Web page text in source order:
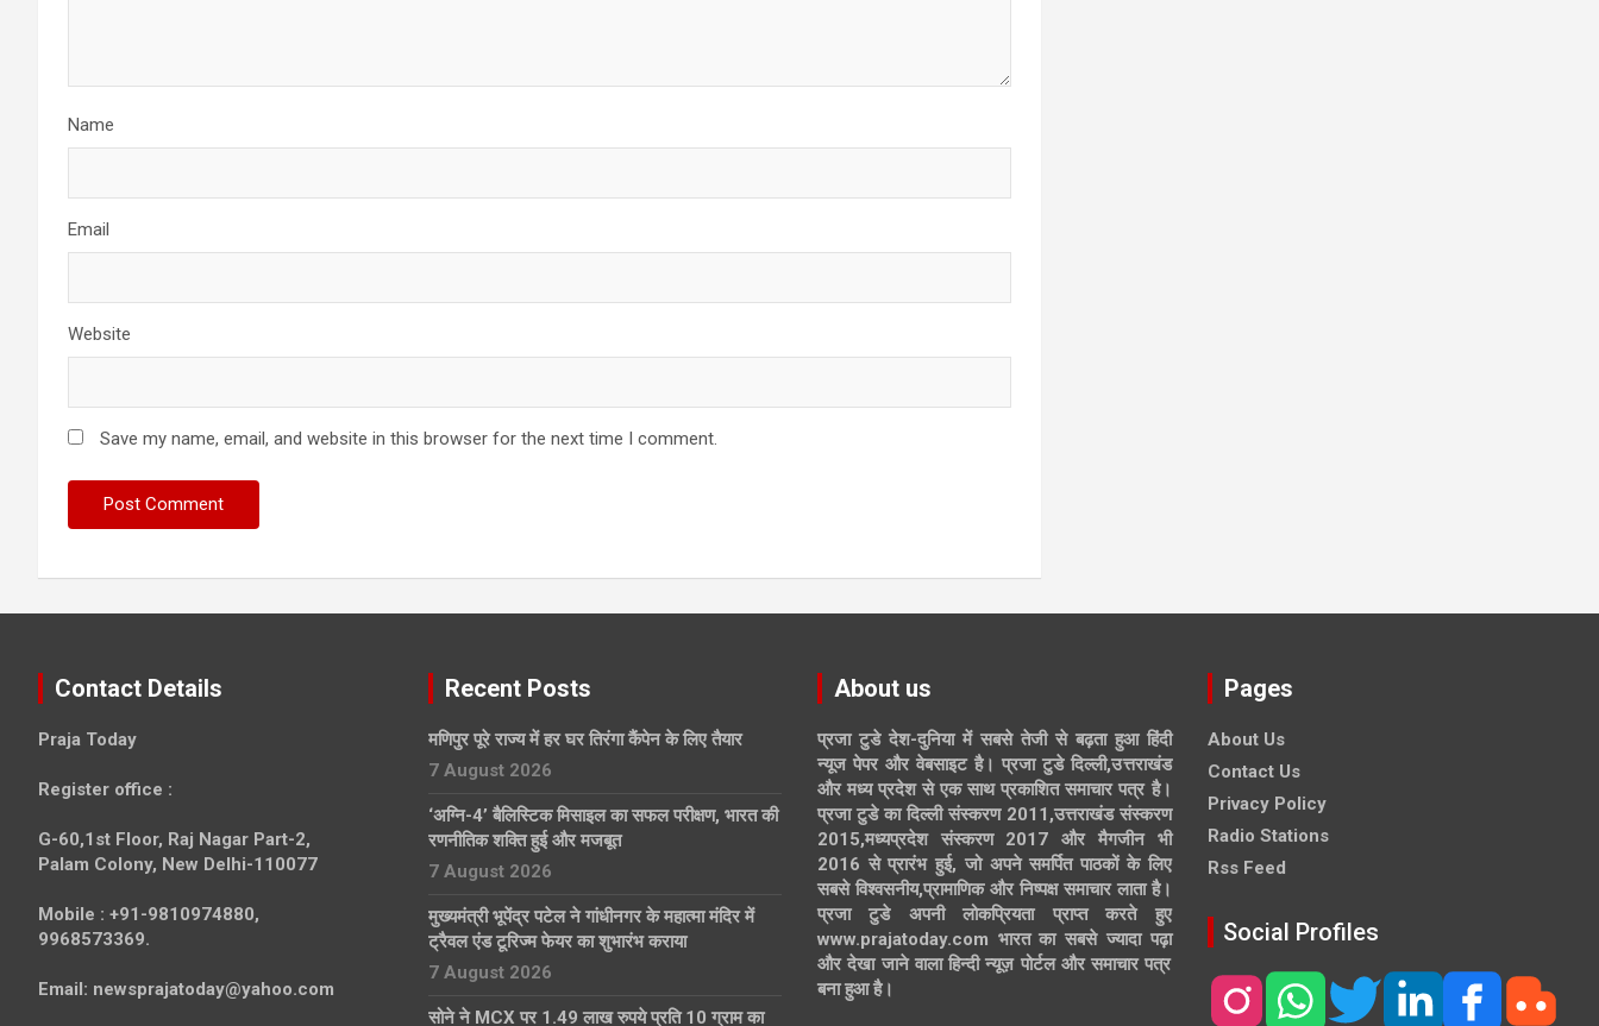
Name
Email
Website
Save my name, email, and website in this browser for the next time I comment.
Contact Details
Praja Today
Register office :
G-60,1st Floor, Raj Nagar Part-2,
Palam Colony, New Delhi-110077
Mobile : +91-9810974880,
9968573369.
Email: newsprajatoday@yahoo.com
Recent Posts
मणिपुर पूरे राज्य में हर घर तिरंगा कैंपेन के लिए तैयार
7 August 2026
‘अग्नि-4’ बैलिस्टिक मिसाइल का सफल परीक्षण, भारत की
रणनीतिक शक्ति हुई और मजबूत
7 August 2026
मुख्यमंत्री भूपेंद्र पटेल ने गांधीनगर के महात्मा मंदिर में
ट्रैवल एंड टूरिज्म फेयर का शुभारंभ कराया
7 August 2026
सोने ने MCX पर 1.49 लाख रुपये प्रति 10 ग्राम का
About us
प्रजा टुडे देश-दुनिया में सबसे तेजी से बढ़ता हुआ हिंदी
न्यूज पेपर और वेबसाइट है। प्रजा टुडे दिल्ली,उत्तराखंड
और मध्य प्रदेश से एक साथ प्रकाशित समाचार पत्र है।
प्रजा टुडे का दिल्ली संस्करण 2011,उत्तराखंड संस्करण
2015,मध्यप्रदेश संस्करण 2017 और मैगजीन भी
2016 से प्रारंभ हुई, जो अपने समर्पित पाठकों के लिए
सबसे विश्वसनीय,प्रामाणिक और निष्पक्ष समाचार लाता है।
प्रजा टुडे अपनी लोकप्रियता प्राप्त करते हुए
www.prajatoday.com भारत का सबसे ज्यादा पढ़ा
और देखा जाने वाला हिन्दी न्यूज़ पोर्टल और समाचार पत्र
बना हुआ है।
Pages
About Us
Contact Us
Privacy Policy
Radio Stations
Rss Feed
Social Profiles